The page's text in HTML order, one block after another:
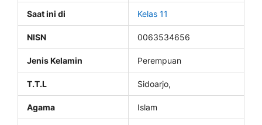
Saat ini di Kelas 11
NISN 0063534656
Jenis Kelamin Perempuan
T.T.L Sidoarjo,
Agama Islam